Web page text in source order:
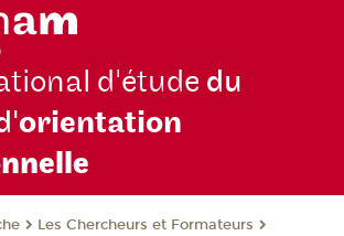
d'étude du
orientation
Les Chercheurs et Formateurs